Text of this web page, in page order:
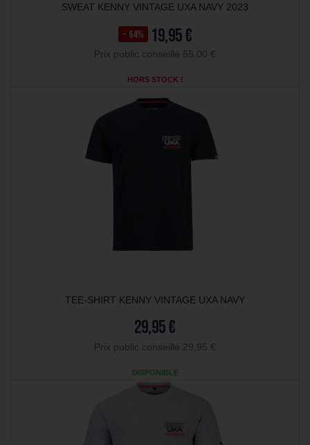
SWEAT KENNY VINTAGE UXA NAVY 2023
- 64% 19,95 €
Prix public conseillé 55,00 €
HORS STOCK !
TEE-SHIRT KENNY VINTAGE UXA NAVY
29,95 €
Prix public conseillé 29,95 €
DISPONIBLE